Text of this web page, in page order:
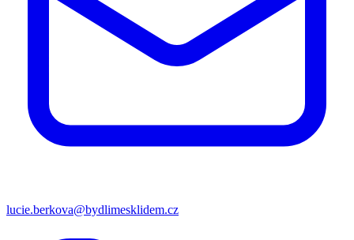
lucie.berkova@bydlimesklidem.cz